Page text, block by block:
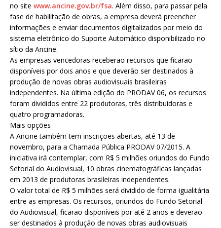
no site www.ancine.gov.br/fsa. Além disso, para passar pela
fase de habilitação de obras, a empresa deverá preencher
informações e enviar documentos digitalizados por meio do
sistema eletrônico do Suporte Automático disponibilizado no
sítio da Ancine.
As empresas vencedoras receberão recursos que ficarão
disponíveis por dois anos e que deverão ser destinados à
produção de novas obras audiovisuais brasileiras
independentes. Na última edição do PRODAV 06, os recursos
foram divididos entre 22 produtoras, três distribuidoras e
quatro programadoras.
Mais opções
A Ancine também tem inscrições abertas, até 13 de
novembro, para a Chamada Pública PRODAV 07/2015. A
iniciativa irá contemplar, com R$ 5 milhões oriundos do Fundo
Setorial do Audiovisual, 10 obras cinematográficas lançadas
em 2013 de produtoras brasileiras independentes.
O valor total de R$ 5 milhões será dividido de forma igualitária
entre as empresas. Os recursos, oriundos do Fundo Setorial
do Audiovisual, ficarão disponíveis por até 2 anos e deverão
ser destinados à produção de novas obras audiovisuais